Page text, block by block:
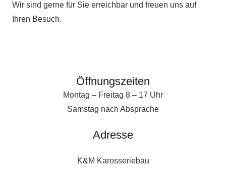
Wir sind gerne für Sie erreichbar und freuen uns auf
Ihren Besuch.
Öffnungszeiten
Montag – Freitag 8 – 17 Uhr
Samstag nach Absprache
Adresse
K&M Karosseriebau